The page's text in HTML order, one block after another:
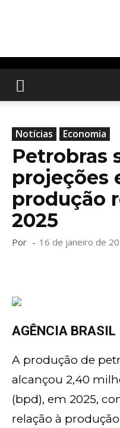
Notícias Economia
Petrobras
projeções
produção
2025
Por - 16 de janeiro de
AGÊNCIA BRASIL
A produção de
alcançou 2,40
(bpd), em 2025,
relação à